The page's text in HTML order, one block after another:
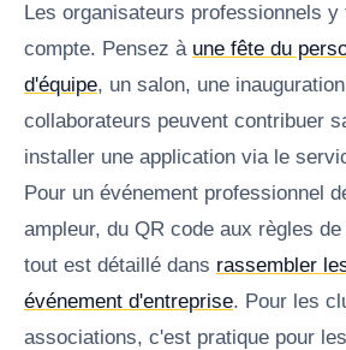
Les organisateurs professionnels
compte. Pensez à une fête du
d'équipe, un salon, une
collaborateurs peuvent contribuer
installer une application via le
Pour un événement professionnel
ampleur, du QR code aux règles
tout est détaillé dans rassembler
événement d'entreprise. Pour les
associations, c'est pratique pour